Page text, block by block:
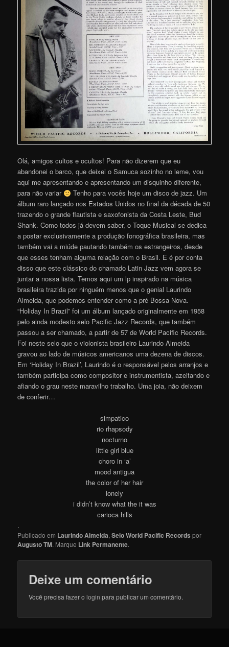
Olá, amigos cultos e ocultos! Para não dizerem que eu
abandonei o barco, que deixei o Samuca sozinho no leme, vou
aqui me apresentando e apresentando um disquinho diferente,
para não variar
Tenho para vocês hoje um disco de jazz. Um
álbum raro lançado nos Estados Unidos no final da década de 50
trazendo o grande flautista e saxofonista da Costa Leste, Bud
Shank. Como todos já devem saber, o Toque Musical se dedica
a postar exclusivamente a produção fonográfica brasileira, mas
também vai a miúde pautando também os estrangeiros, desde
que esses tenham alguma relação com o Brasil. E é por conta
disso que este clássico do chamado Latin Jazz vem agora se
juntar a nossa lista. Temos aqui um lp inspirado na música
brasileira trazida por ninguém menos que o genial Laurindo
Almeida, que podemos entender como a pré Bossa Nova.
“Holiday In Brazil” foi um álbum lançado originalmente em 1958
pelo ainda modesto selo Pacific Jazz Records, que também
passou a ser chamado, a partir de 57 de World Pacific Records.
Foi neste selo que o violonista brasileiro Laurindo Almeida
gravou ao lado de músicos americanos uma dezena de discos.
Em ‘Holiday In Brazil’, Laurindo é o responsável pelos arranjos e
também participa como compositor e instrumentista, azeitando e
afiando o grau neste maravilho trabalho. Uma joia, não deixem
de conferir…
simpatico
rio rhapsody
nocturno
little girl blue
choro in ‘a’
mood antigua
the color of her hair
lonely
i didn’t know what the it was
carioca hills
.
Publicado em Laurindo Almeida,Selo World Pacific Records por
Augusto TM. Marque Link Permanente.
Deixe um comentário
Você precisa fazer ologin para publicar um comentário.